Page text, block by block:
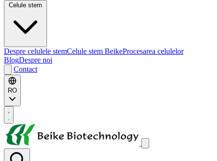
Despre celulele stemCelule stem BeikeProcesarea celulelor
BlogDespre noi
Contact
RO